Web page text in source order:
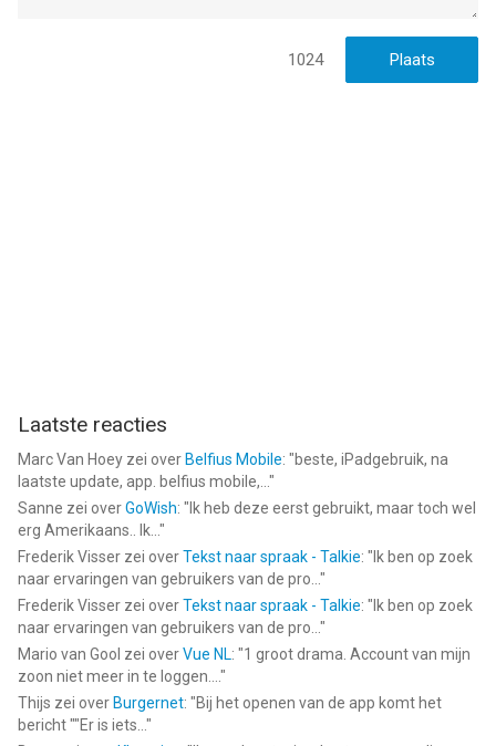
1024
Laatste reacties
Marc Van Hoey zei over Belfius Mobile: "beste, iPadgebruik, na
laatste update, app. belfius mobile,... "
Sanne zei overGoWish: " Ik heb deze eerst gebruikt, maar toch wel
erg Amerikaans.. Ik... "
Frederik Visser zei overTekst naar spraak - Talkie: " Ik ben op zoek
naar ervaringen van gebruikers van de pro... "
Frederik Visser zei overTekst naar spraak - Talkie: " Ik ben op zoek
naar ervaringen van gebruikers van de pro... "
Mario van Gool zei overVue NL: "1 groot drama. Account van mijn
zoon niet meer in te loggen.... "
Thijs zei over Burgernet: "Bij het openen van de app komt het
bericht ""Er is iets... "